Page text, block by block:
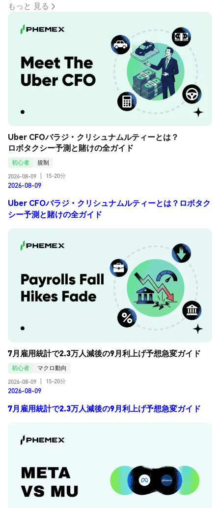
もっと 見る
Uber CFOバラジ・クリシュナムルティーとは？
ロボタクシー予測と賭けの全ガイド
初心者
規制
2026-08-09
15-20分
2026-08-09
Uber CFOバラジ・クリシュナムルティーとは？ロボタク
シー予測と賭けの全ガイド
7月雇用統計で2.3万人減後の9月利上げ予想急変ガイド
初心者
マクロ動向
2026-08-09
15-20分
2026-08-09
7月雇用統計で2.3万人減後の9月利上げ予想急変ガイド